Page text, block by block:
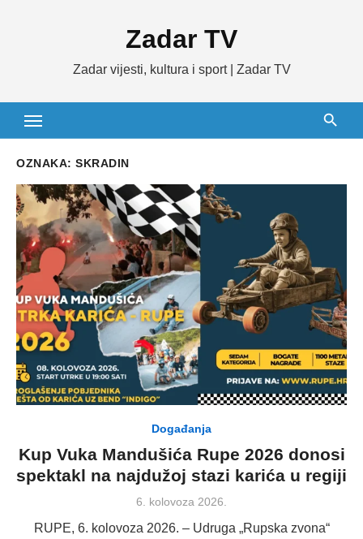
Zadar TV
Zadar vijesti, kultura i sport | Zadar TV
OZNAKA: SKRADIN
Događanja
Kup Vuka Mandušića Rupe 2026 donosi
spektakl na najdužoj stazi karića u regiji
Posted
6. kolovoza 2026.
RUPE, 6. kolovoza 2026. – Udruga „Rupska zvona“